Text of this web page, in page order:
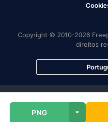
PNG
Copyright © 2010-2026
direitos